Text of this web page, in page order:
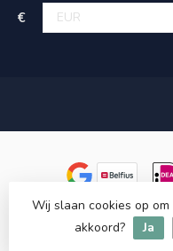
€
© Copyright 2026 Ryva
Lightspeed
Wij slaan cookies op
akkoord?
Ja